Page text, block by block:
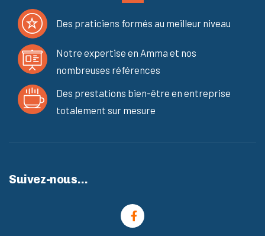
Des praticiens formés au meilleur niveau
Notre expertise en Amma et nos
nombreuses références
Des prestations bien-être en entreprise
totalement sur mesure
Suivez-nous…